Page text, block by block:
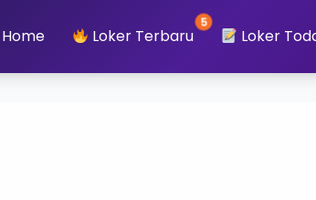
Home Loker Terbaru
5
Loker